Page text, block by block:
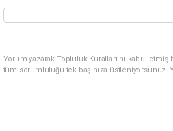
Yorum yazarak Topluluk Kuralları’nı kabul
tüm sorumluluğu tek başınıza